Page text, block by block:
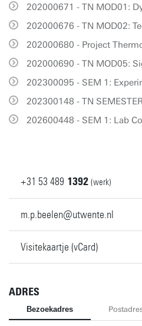
202000671 - TN MOD01:
202000676 - TN MOD02:
202000680 - Project
202000690 - TN MOD05:
202300095 - SEM 1:
202300148 - TN
202600448 - SEM 1: Lab
+31 53 489 1392 (werk)
m.p.beelen@utwente.nl
Visitekaartje (vCard)
ADRES
Bezoekadres